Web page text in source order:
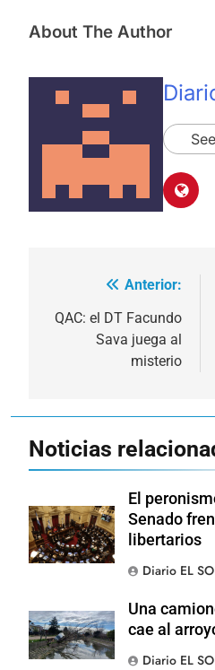
About The Author
Navegación
de
Anterior:
QAC: el DT Facundo
Sava juega al
misterio
Noticias
El
Senado
libertarios
Diario EL
Una
cae al
Diario EL